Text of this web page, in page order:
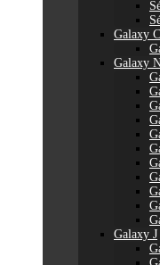
Galaxy C
Galaxy
Galaxy J